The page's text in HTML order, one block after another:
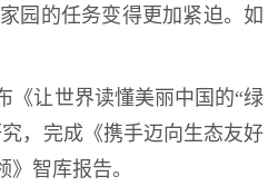
园的任务变得更加紧迫。如
《让世界读懂美丽中国的“绿
，完成《携手迈向生态友好
智库报告。